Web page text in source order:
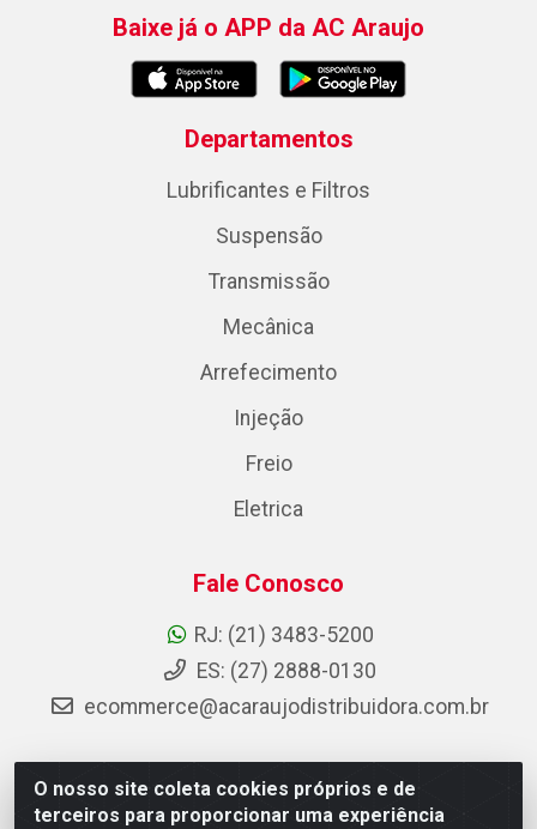
O nosso site coleta cookies próprios e de
terceiros para proporcionar uma experiência
Baixe já o APP da AC Araujo
Departamentos
Lubrificantes e Filtros
Suspensão
Transmissão
Mecânica
Arrefecimento
Injeção
Freio
Eletrica
Fale Conosco
RJ: (21) 3483-5200
ES: (27) 2888-0130
ecommerce@acaraujodistribuidora.com.br
AC Araujo Distribuidora - Rua Carneiro de Campos, 42 -